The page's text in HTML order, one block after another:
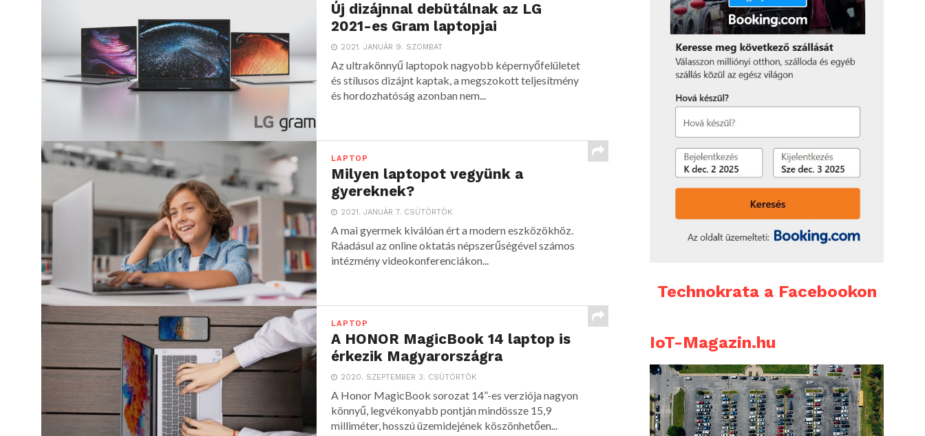
Új dizájnnal debütálnak az LG
2021-es Gram laptopjai
2021. JANUÁR 9. SZOMBAT
Az ultrakönnyű laptopok nagyobb képernyőfelületet
és stílusos dizájnt kaptak, a megszokott teljesítmény
és hordozhatóság azonban nem...
LAPTOP
Milyen laptopot vegyünk a
gyereknek?
2021. JANUÁR 7. CSÜTÖRTÖK
A mai gyermek kiválóan ért a modern eszközökhöz.
Ráadásul az online oktatás népszerűségével számos
intézmény videokonferenciákon...
LAPTOP
A HONOR MagicBook 14 laptop is
érkezik Magyarországra
2020. SZEPTEMBER 3. CSÜTÖRTÖK
A Honor MagicBook sorozat 14”-es verziója nagyon
könnyű, legvékonyabb pontján mindössze 15,9
milliméter, hosszú üzemidejének köszönhetően...
Technokrata a Facebookon
IoT-Magazin.hu